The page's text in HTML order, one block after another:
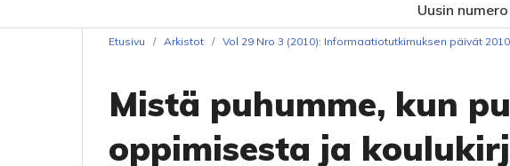
Uusin numero
Etusivu / Arkistot / Vol 29 Nro 3 (2010): Informaatiotutkimuksen päivät 2010
Mistä puhumme, kun
oppimisesta ja